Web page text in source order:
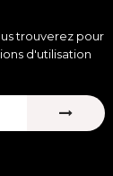
trouverez pour
d'utilisation